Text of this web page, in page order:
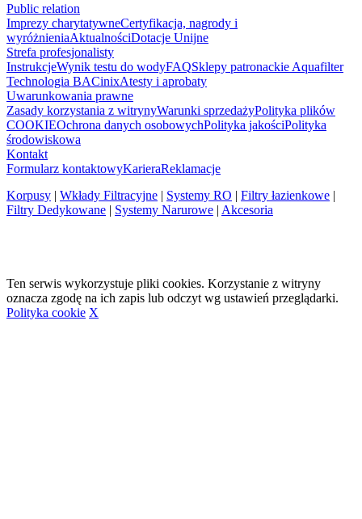
Public relation
Imprezy charytatywneCertyfikacja, nagrody i
wyróżnieniaAktualnościDotacje Unijne
Strefa profesjonalisty
InstrukcjeWynik testu do wodyFAQSklepy patronackie Aquafilter
Technologia BACinixAtesty i aprobaty
Uwarunkowania prawne
Zasady korzystania z witrynyWarunki sprzedażyPolityka plików
COOKIEOchrona danych osobowychPolityka jakościPolityka
środowiskowa
Kontakt
Formularz kontaktowyKarieraReklamacje
Korpusy | Wkłady Filtracyjne | Systemy RO | Filtry łazienkowe |
Filtry Dedykowane | Systemy Narurowe | Akcesoria
Ten serwis wykorzystuje pliki cookies. Korzystanie z witryny
oznacza zgodę na ich zapis lub odczyt wg ustawień przeglądarki.
Polityka cookie X